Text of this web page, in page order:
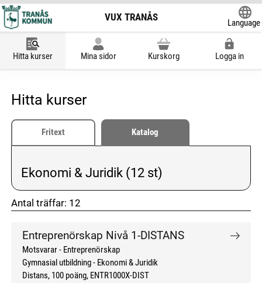
VUX TRANÅS
Language
Hitta kurser Mina sidor Kurskorg Logga in
Hitta kurser
Fritext Katalog
Vald kategori:
Ekonomi & Juridik (12 st)
Antal träffar: 12
don't click me don't click me
Entreprenörskap Nivå 1-DISTANS
Motsvarar - Entreprenörskap
Gymnasial utbildning
Ekonomi & Juridik
Distans 100 poäng ENTR1000X-DIST